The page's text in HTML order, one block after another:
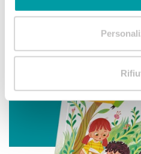
Con il tuo consenso,
raccogliere
geografica, con
Identificare il tuo
attivamente alla ricerca
(impronte digitali).
Approfondisci come vengono
e imposta le tue preferenze